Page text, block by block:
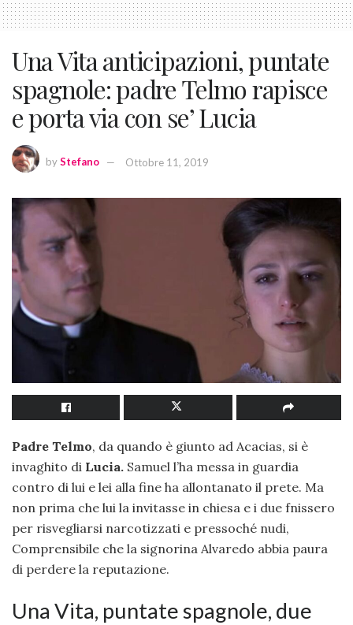
Una Vita anticipazioni, puntate
spagnole: padre Telmo rapisce
e porta via con se’ Lucia
byStefano Ottobre 11, 2019
Padre Telmo, da quando è giunto ad Acacias, si è
invaghito di Lucia. Samuel l’ha messa in guardia
contro di lui e lei alla fine ha allontanato il prete. Ma
non prima che lui la invitasse in chiesa e i due fnissero
per risvegliarsi narcotizzati e pressoché nudi,
Comprensibile che la signorina Alvaredo abbia paura
di perdere la reputazione.
Una Vita, puntate spagnole, due